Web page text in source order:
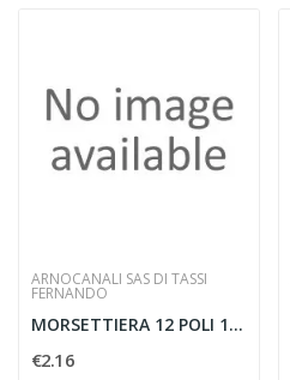
ARNOCANALI SAS DI TASSI
FERNANDO
MORSETTIERA 12 POLI 16 MMQ NEUTRA
€2.16